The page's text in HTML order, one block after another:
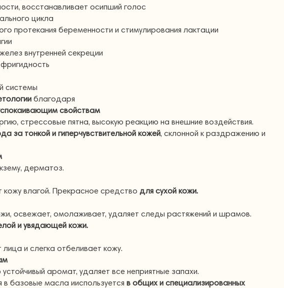
восстанавливает осипший голос
цикла
протекания беременности и стимулирования лактации
внутренней секреции
системы
благодаря
свойствам
стрессовые пятна, высокую реакцию на внешние воздействия.
за тонкой и гиперчувствительной кожей, склонной к раздражению и
дерматоз.
кожу влагой. Прекрасное средство для сухой кожи.
освежает, омолаживает, удаляет следы растяжений и шрамов.
и увядающей кожи.
и слегка отбеливает кожу.
аромат, удаляет все неприятные запахи.
базовые масла ииспользуется в общих и специализированных